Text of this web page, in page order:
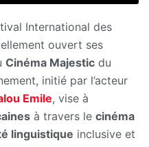
International des
ouvert ses
Cinéma Majestic du
initié par l’acteur
Emile, vise à
à travers le cinéma
linguistique inclusive et